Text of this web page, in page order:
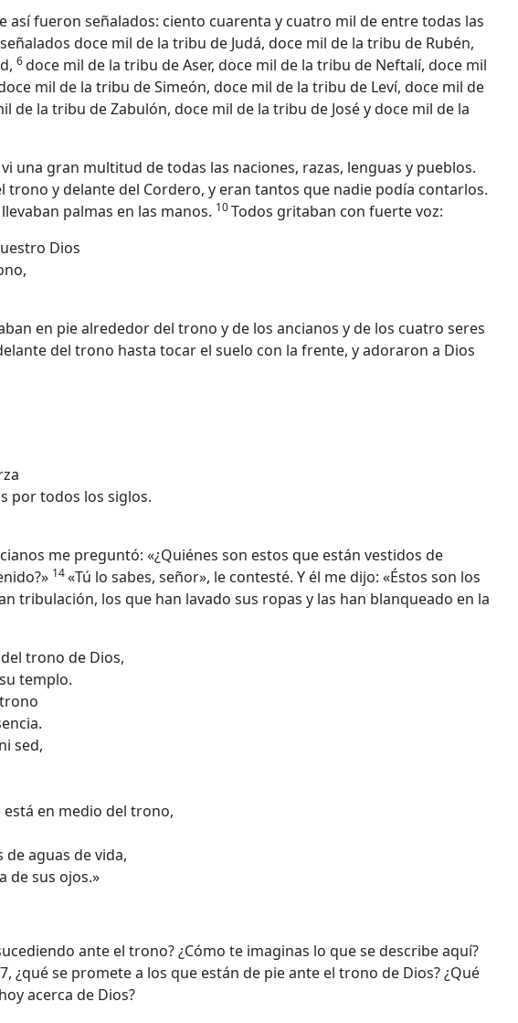
así fueron señalados: ciento cuarenta y cuatro mil de entre todas las
doce mil de la tribu de Judá, doce mil de la tribu de Rubén,
6doce mil de la tribu de Aser, doce mil de la tribu de Neftalí, doce mil
mil de la tribu de Simeón, doce mil de la tribu de Leví, doce mil de
de la tribu de Zabulón, doce mil de la tribu de José y doce mil de la
una gran multitud de todas las naciones, razas, lenguas y pueblos.
trono y delante del Cordero, y eran tantos que nadie podía contarlos.
palmas en las manos. 10Todos gritaban con fuerte voz:
Dios
en pie alrededor del trono y de los ancianos y de los cuatro seres
del trono hasta tocar el suelo con la frente, y adoraron a Dios
por todos los siglos.
me preguntó: «¿Quiénes son estos que están vestidos de
14«Tú lo sabes, señor», le contesté. Y él me dijo: «Éstos son los
tribulación, los que han lavado sus ropas y las han blanqueado en la
trono de Dios,
templo.
sed,
en medio del trono,
aguas de vida,
de sus ojos.»
ante el trono? ¿Cómo te imaginas lo que se describe aquí?
¿qué se promete a los que están de pie ante el trono de Dios? ¿Qué
acerca de Dios?